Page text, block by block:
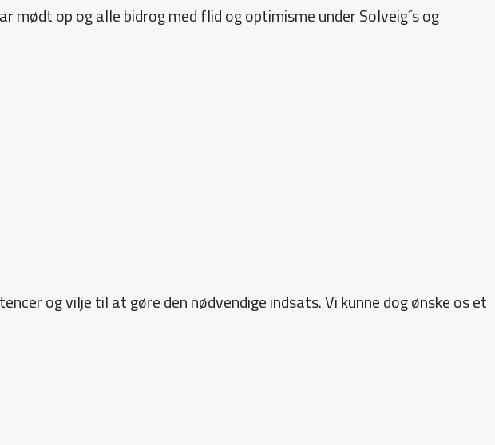
op og alle bidrog med flid og optimisme under Solveig´s og
og vilje til at gøre den nødvendige indsats. Vi kunne dog ønske os et